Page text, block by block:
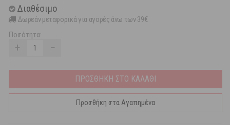
Διαθέσιμο
Δωρεάν μεταφορικά για αγορές άνω των 39€
Ποσότητα:
+ −
ΠΡΟΣΘΗΚΗ ΣΤΟ ΚΑΛΑΘΙ
Προσθήκη στα Αγαπημένα